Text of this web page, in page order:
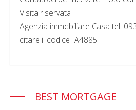
Visita riservata
Agenzia immobiliare Casa tel.
citare il codice IA4885
BEST MORTGAGE